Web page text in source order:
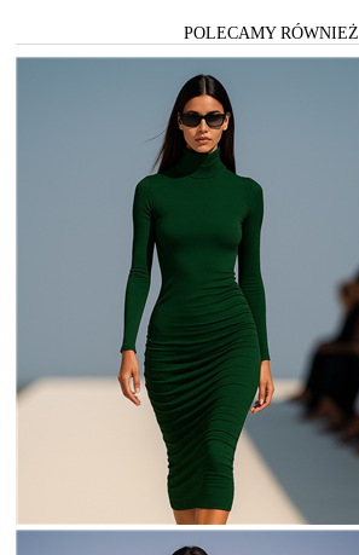
POLECAMY RÓWNIEŻ